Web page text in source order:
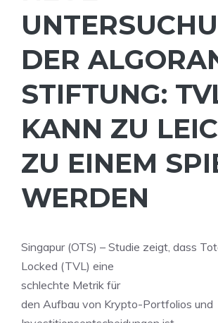
DER
STIFTUNG:
KANN ZU
ZU EINEM
WERDEN
Singapur (OTS) – Studie zeigt, dass
Locked (TVL) eine
schlechte Metrik für
den Aufbau von Krypto-Portfolios und